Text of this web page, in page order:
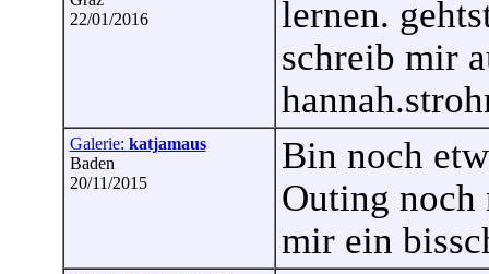
22/01/2016
lernen.
schreib mir
Galerie: katjamaus
Baden
20/11/2015
Bin noch
Outing noch
mir ein